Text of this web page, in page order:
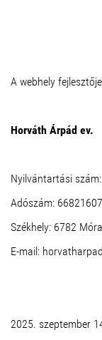
A webhely
Horváth Árpád ev.
Nyilvántartási
Adószám:
Székhely: 6782
E-mail:
2025. szeptember